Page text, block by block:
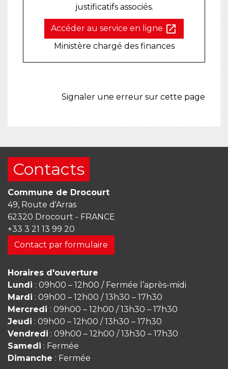
justificatifs associés.
Accéder au service en ligne open_in_new
Ministère chargé des finances
Signaler une erreur sur cette page
Contacts
Commune de Drocourt
49, Route d'Arras
62320 Drocourt - FRANCE
+33 3 21 13 99 20
Contact par formulaire
Horaires d'ouverture
Lundi : 09h00 – 12h00 / Fermée l’après-midi
Mardi : 09h00 – 12h00 / 13h30 – 17h30
Mercredi : 09h00 – 12h00 / 13h30 – 17h30
Jeudi : 09h00 – 12h00 / 13h30 – 17h30
Vendredi : 09h00 – 12h00 / 13h30 – 17h30
Samedi : Fermée
Dimanche : Fermée